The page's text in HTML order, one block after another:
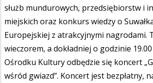
służb mundurowych, przedsiębiorstw i
miejskich oraz konkurs wiedzy o
Europejskiej z atrakcyjnymi nagrodami.
wieczorem, a dokładniej o godzinie
Ośrodku Kultury odbędzie się koncert
wśród gwiazd”. Koncert jest bezpłatny,